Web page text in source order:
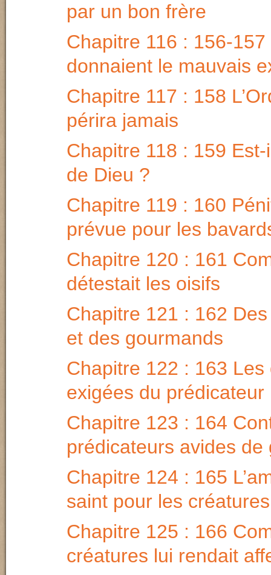
par un bon frère
Chapitre 116 : 156-
donnaient le mauvais
Chapitre 117 : 158
périra jamais
Chapitre 118 : 159
de Dieu ?
Chapitre 119 : 160
prévue pour les
Chapitre 120 : 161
détestait les oisifs
Chapitre 121 : 162
et des gourmands
Chapitre 122 : 163 Les
exigées du prédicateur
Chapitre 123 : 164
prédicateurs avides de
Chapitre 124 : 165
saint pour les créatures
Chapitre 125 : 166
créatures lui rendait